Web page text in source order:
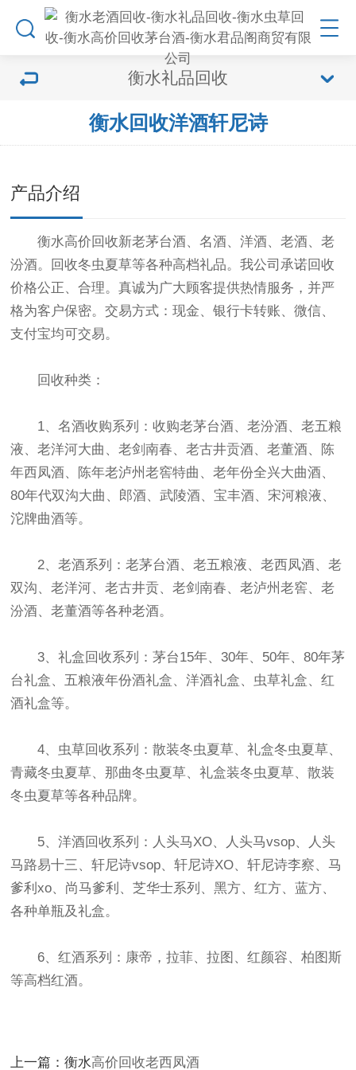
衡水礼品回收
衡水回收洋酒轩尼诗
产品介绍
衡水高价回收新老茅台酒、名酒、洋酒、老酒、老
汾酒。回收冬虫夏草等各种高档礼品。我公司承诺回收
价格公正、合理。真诚为广大顾客提供热情服务，并严
格为客户保密。交易方式：现金、银行卡转账、微信、
支付宝均可交易。
回收种类：
1、名酒收购系列：收购老茅台酒、老汾酒、老五粮
液、老洋河大曲、老剑南春、老古井贡酒、老董酒、陈
年西凤酒、陈年老泸州老窖特曲、老年份全兴大曲酒、
80年代双沟大曲、郎酒、武陵酒、宝丰酒、宋河粮液、
沱牌曲酒等。
2、老酒系列：老茅台酒、老五粮液、老西凤酒、老
双沟、老洋河、老古井贡、老剑南春、老泸州老窖、老
汾酒、老董酒等各种老酒。
3、礼盒回收系列：茅台15年、30年、50年、80年茅
台礼盒、五粮液年份酒礼盒、洋酒礼盒、虫草礼盒、红
酒礼盒等。
4、虫草回收系列：散装冬虫夏草、礼盒冬虫夏草、
青藏冬虫夏草、那曲冬虫夏草、礼盒装冬虫夏草、散装
冬虫夏草等各种品牌。
5、洋酒回收系列：人头马XO、人头马vsop、人头
马路易十三、轩尼诗vsop、轩尼诗XO、轩尼诗李察、马
爹利xo、尚马爹利、芝华士系列、黑方、红方、蓝方、
各种单瓶及礼盒。
6、红酒系列：康帝，拉菲、拉图、红颜容、柏图斯
等高档红酒。
上一篇：衡水高价回收老西凤酒